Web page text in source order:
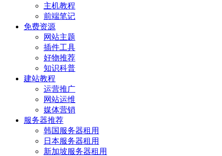
主机教程
前端笔记
免费资源
网站主题
插件工具
好物推荐
知识科普
建站教程
运营推广
网站运维
媒体营销
服务器推荐
韩国服务器租用
日本服务器租用
新加坡服务器租用